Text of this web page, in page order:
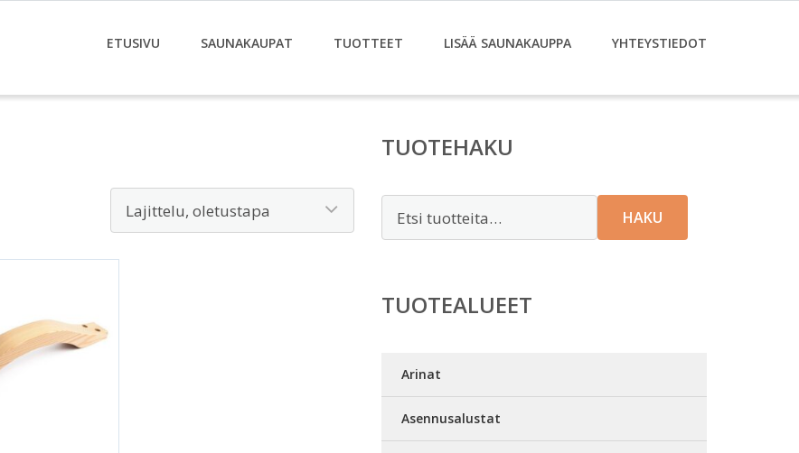
ETUSIVU SAUNAKAUPAT TUOTTEET LISÄÄ SAUNAKAUPPA YHTEYSTIEDOT
TUOTEHAKU
HAKU
TUOTEALUEET
Arinat
Asennusalustat